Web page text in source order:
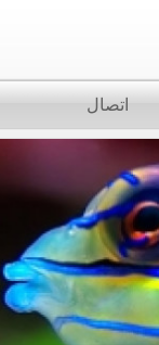
اتصال